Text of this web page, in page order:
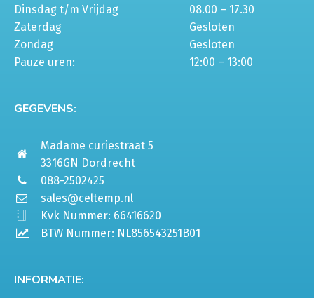
Dinsdag t/m Vrijdag
08.00 – 17.30
Zaterdag
Gesloten
Zondag
Gesloten
Pauze uren:
12:00 – 13:00
GEGEVENS:
Madame curiestraat 5
3316GN Dordrecht
088-2502425
sales@celtemp.nl
Kvk Nummer: 66416620
BTW Nummer: NL856543251B01
INFORMATIE: